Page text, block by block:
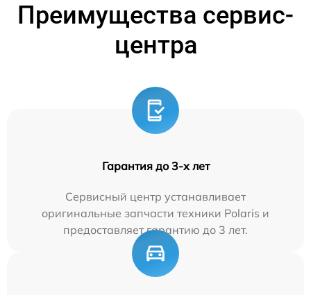
Преимущества сервис-
центра
Гарантия до 3-х лет
Сервисный центр устанавливает
оригинальные запчасти техники Polaris и
предоставляет гарантию до 3 лет.